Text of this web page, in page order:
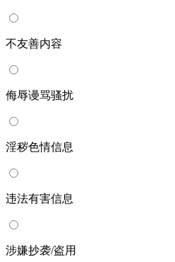
不友善内容
侮辱谩骂骚扰
淫秽色情信息
违法有害信息
涉嫌抄袭/盗用